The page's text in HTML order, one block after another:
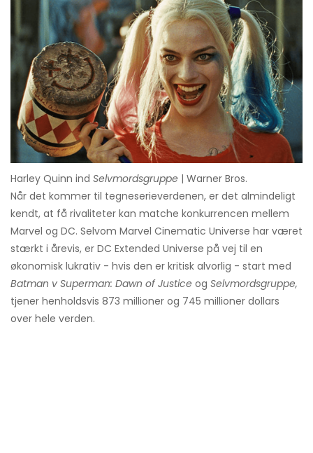
Harley Quinn ind Selvmordsgruppe | Warner Bros.
Når det kommer til tegneserieverdenen, er det almindeligt
kendt, at få rivaliteter kan matche konkurrencen mellem
Marvel og DC. Selvom Marvel Cinematic Universe har været
stærkt i årevis, er DC Extended Universe på vej til en
økonomisk lukrativ - hvis den er kritisk alvorlig - start med
Batman v Superman: Dawn of Justice og Selvmordsgruppe,
tjener henholdsvis 873 millioner og 745 millioner dollars
over hele verden.